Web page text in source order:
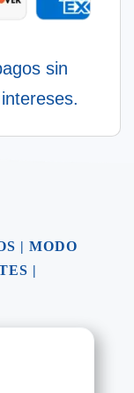
sin
| MODO
|